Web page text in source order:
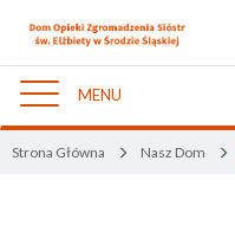
Nawigacja
MENU
Strona Główna Nasz Dom